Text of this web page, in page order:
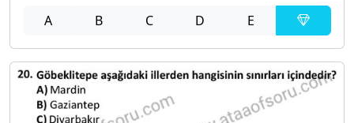
A B C D E